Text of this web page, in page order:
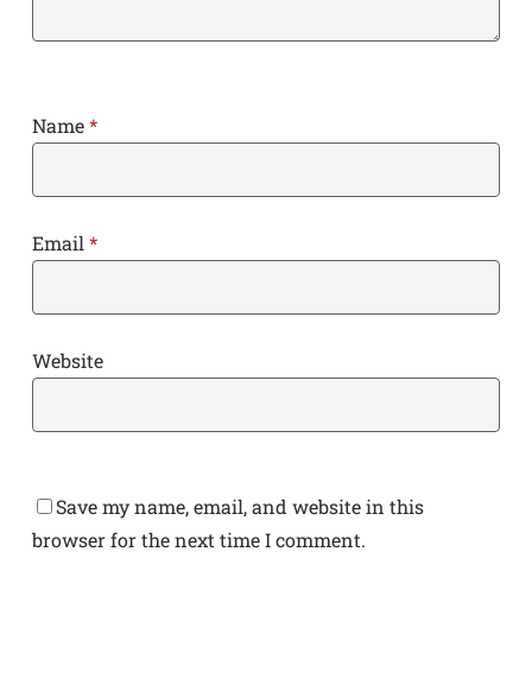
Name*
Email *
Website
Save my name, email, and website in this
browser for the next time I comment.